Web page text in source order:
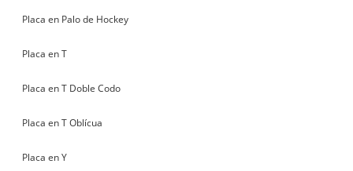
Placa en Palo de Hockey
Placa en T
Placa en T Doble Codo
Placa en T Oblícua
Placa en Y